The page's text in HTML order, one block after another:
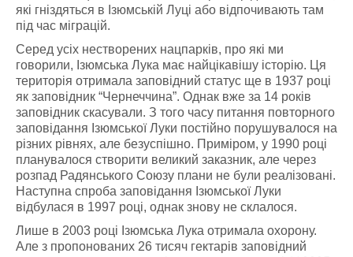
які гніздяться в Ізюмській Луці або відпочивають там
під час міграцій.
Серед усіх нестворених нацпарків, про які ми
говорили, Ізюмська Лука має найцікавішу історію. Ця
територія отримала заповідний статус ще в 1937 році
як заповідник “Чернеччина”. Однак вже за 14 років
заповідник скасували. З того часу питання повторного
заповідання Ізюмської Луки постійно порушувалося на
різних рівнях, але безуспішно. Приміром, у 1990 році
планувалося створити великий заказник, але через
розпад Радянського Союзу плани не були реалізовані.
Наступна спроба заповідання Ізюмської Луки
відбулася в 1997 році, однак знову не склалося.
Лише в 2003 році Ізюмська Лука отримала охорону.
Але з пропонованих 26 тисяч гектарів заповідний